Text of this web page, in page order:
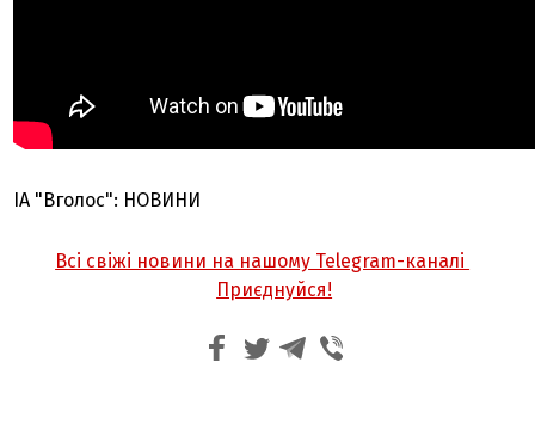
ІА "Вголос": НОВИНИ
Всі свіжі новини на нашому Telegram-каналі
Приєднуйся!